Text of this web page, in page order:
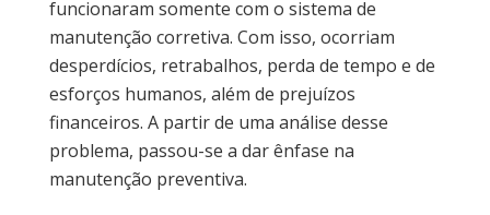
funcionaram somente com o sistema de
manutenção corretiva. Com isso, ocorriam
desperdícios, retrabalhos, perda de tempo e de
esforços humanos, além de prejuízos
financeiros. A partir de uma análise desse
problema, passou-se a dar ênfase na
manutenção preventiva.